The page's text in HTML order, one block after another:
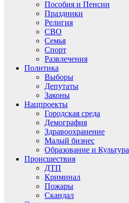
Пособия и Пенсии
Праздники
Религия
СВО
Семья
Спорт
Развлечения
Политика
Выборы
Депутаты
Законы
Нацпроекты
Городская среда
Демография
Здравоохранение
Малый бизнес
Образование и Культура
Происшествия
ДТП
Криминал
Пожары
Скандал